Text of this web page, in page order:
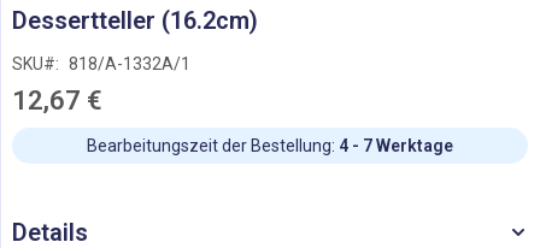
Anfang
Bildgalerie
springen
Dessertteller (16.2cm)
SKU 818/A-1332A/1
12,67 €
Bearbeitungszeit der Bestellung: 4 - 7 Werktage
Details